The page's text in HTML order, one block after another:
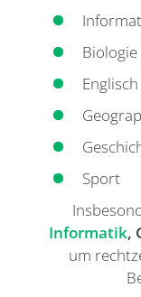
Biologie
Englisch
Sport
Informatik,
um